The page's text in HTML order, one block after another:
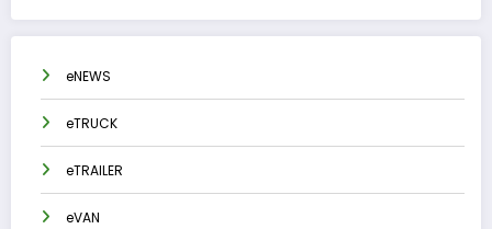
eNEWS
eTRUCK
eTRAILER
eVAN